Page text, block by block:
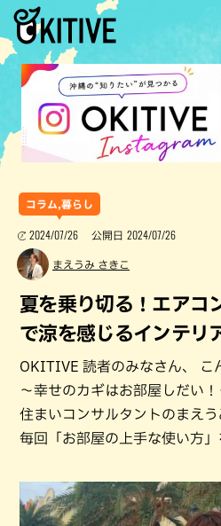
コラム,暮らし
2024/07/26 公開日 2024/07/26
まえうみ さきこ
夏を乗り切る！エアコ
で涼を感じるインテリ
OKITIVE 読者のみなさん、 こ
～幸せのカギはお部屋しだい！
住まいコンサルタントのまえう
毎回「お部屋の上手な使い方